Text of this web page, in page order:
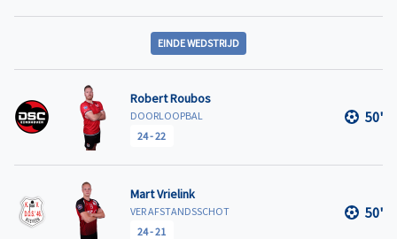
EINDE WEDSTRIJD
Robert Roubos
DOORLOOPBAL
24-22
50'
Mart Vrielink
VER AFSTANDSSCHOT
24-21
50'